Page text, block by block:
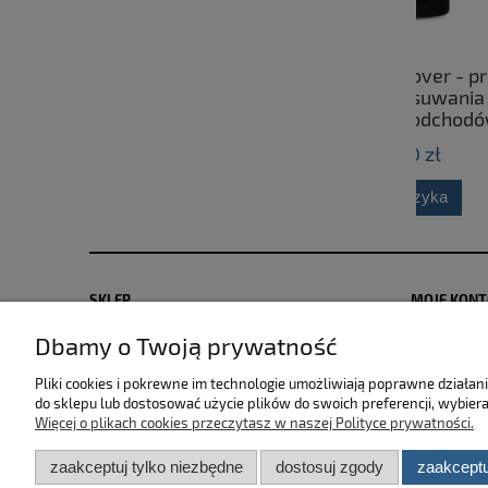
SKLEP
Zwroty i reklamacje
Regulamin sklepu
MOJE
Dbamy o Twoją prywatność
Pliki cookies i pokrewne im technologie umożliwiają poprawne
do sklepu lub dostosować użycie plików do swoich preferencji,
Więcej o plikach cookies przeczytasz w naszej Polityce prywatności.
zaakceptuj tylko niezbędne dostosuj zgody